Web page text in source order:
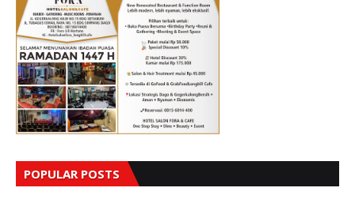
POPULAR POSTS